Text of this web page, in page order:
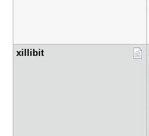
xillibit